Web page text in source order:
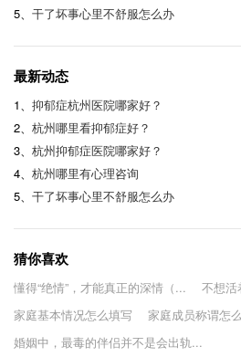
5、 干了坏事心里不舒服怎么办
最新动态
1、 抑郁症杭州医院哪家好？
2、 杭州哪里看抑郁症好？
3、 杭州抑郁症医院哪家好？
4、 杭州哪里有心理咨询
5、 干了坏事心里不舒服怎么办
猜你喜欢
懂得“绝情”，才能真正的深情（...
不想活
家庭基本情况怎么填写
家庭成员称谓怎
婚姻中，最毒的伴侣并不是会出轨...